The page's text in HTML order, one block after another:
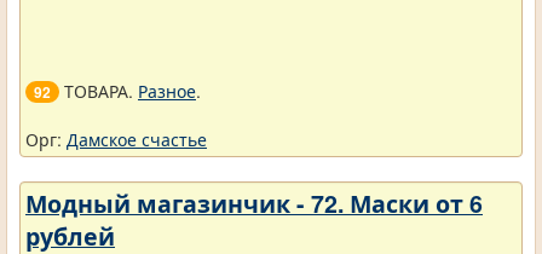
92 ТОВАРА. Разное.
Орг: Дамское счастье
Модный магазинчик - 72. Маски от 6
рублей